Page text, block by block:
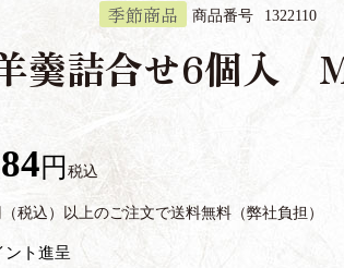
季節商品 商品番号 1322110
羹詰合せ6個入
税込
（税込）以上のご注文で送料無料（弊社負担）
ント進呈